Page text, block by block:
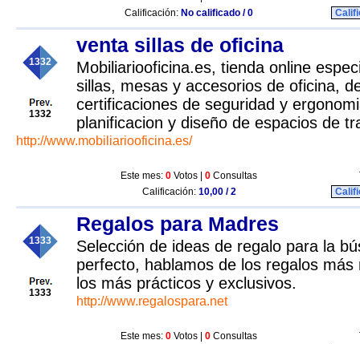
Calificación: No calificado / 0
1332
1332
venta sillas de oficina
Mobiliariooficina.es, tienda online
sillas, mesas y accesorios de oficina,
certificaciones de seguridad y
planificacion y diseño de espacios de
http://www.mobiliariooficina.es/
Este mes: 0 Votos | 0 Consultas
Calificación: 10,00 / 2
1333
1333
Regalos para Madres
Selección de ideas de regalo para la
perfecto, hablamos de los regalos
los más prácticos y exclusivos.
http://www.regalospara.net
Este mes: 0 Votos | 0 Consultas